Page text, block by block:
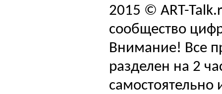
2015 © ART-
сообщество
Внимание! Все
разделен на 2
самостоятельно